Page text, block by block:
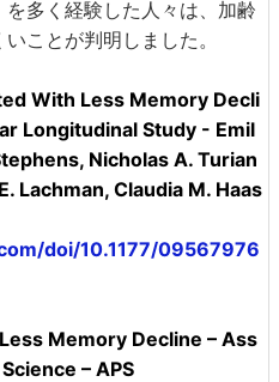
多く経験した人々は、加齢
ことが判明しました。
With Less Memory Decli
Longitudinal Study - Emil
Nicholas A. Turian
Lachman, Claudia M. Haas
doi/10.1177/09567976
Memory Decline – Ass
– APS